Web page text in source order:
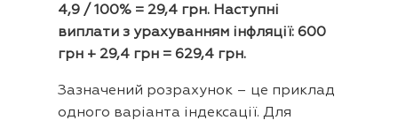
4,9 / 100% = 29,4 грн. Наступні
виплати з урахуванням інфляції: 600
грн + 29,4 грн = 629,4 грн.
Зазначений розрахунок – це приклад
одного варіанта індексації. Для